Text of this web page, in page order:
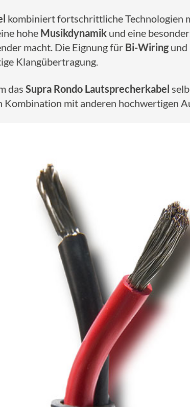
kombiniert fortschrittliche Technologien
hohe Musikdynamik und eine
macht. Die Eignung für Bi-Wiringund
Klangübertragung.
das Supra Rondo Lautsprecherkabel
mit anderen hochwertigen